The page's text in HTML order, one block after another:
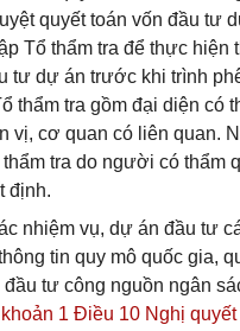
quyết toán vốn đầu tư
Tổ thẩm tra để thực hiện
tư dự án trước khi trình
thẩm tra gồm đại diện có
vị, cơ quan có liên quan.
tra do người có thẩm
định.
nhiệm vụ, dự án đầu tư
tin quy mô quốc gia,
tư công nguồn ngân
khoản 1 Điều 10 Nghị quyết